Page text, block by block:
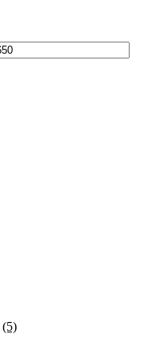
(5)